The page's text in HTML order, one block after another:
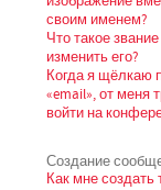
своим именем?
Что такое
изменить его?
Когда я щёлкаю
«email», от меня
войти на
Создание
Как мне создать